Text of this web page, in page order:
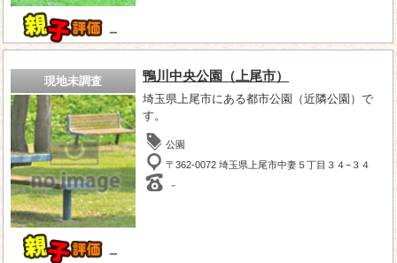
－
現地未調査
－
鴨川中央公園（上尾市）
埼玉県上尾市にある都市公園（近隣公園）で
す。
公園
〒362-0072 埼玉県上尾市中妻５丁目３４−３４
－